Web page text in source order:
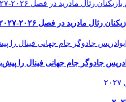
رئال مادرید در فصل ۲۰۲۶-۲۰۲۷
جادوگر جام جهانی فینال را